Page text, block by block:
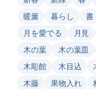
暖簾
暮らし 書
月を愛でる
月見
木の葉
木の葉皿
木彫館
木目込
木藤
果物入れ